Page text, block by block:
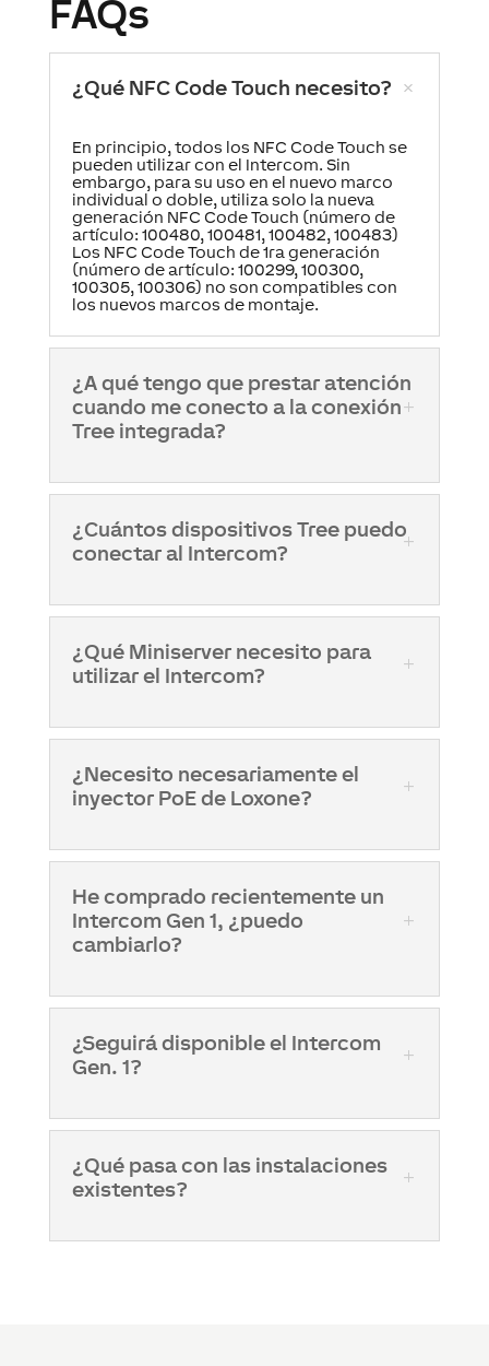
FAQs
¿Qué NFC Code Touch necesito?
En principio, todos los NFC Code Touch se
pueden utilizar con el Intercom. Sin
embargo, para su uso en el nuevo marco
individual o doble, utiliza solo la nueva
generación NFC Code Touch (número de
artículo: 100480, 100481, 100482, 100483)
Los NFC Code Touch de 1ra generación
(número de artículo: 100299, 100300,
100305, 100306) no son compatibles con
los nuevos marcos de montaje.
¿A qué tengo que prestar atención
cuando me conecto a la conexión
Tree integrada?
¿Cuántos dispositivos Tree puedo
conectar al Intercom?
¿Qué Miniserver necesito para
utilizar el Intercom?
¿Necesito necesariamente el
inyector PoE de Loxone?
He comprado recientemente un
Intercom Gen 1, ¿puedo
cambiarlo?
¿Seguirá disponible el Intercom
Gen. 1?
¿Qué pasa con las instalaciones
existentes?